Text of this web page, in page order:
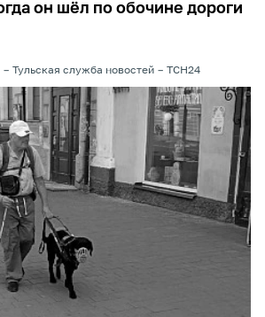
он шёл по обочине дороги
Тульская служба новостей ТСН24